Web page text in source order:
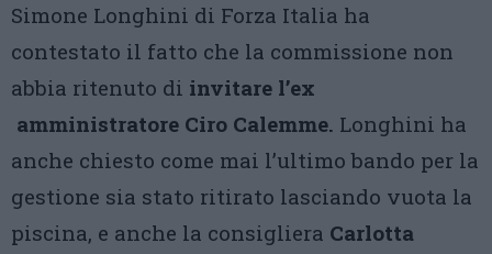
Simone Longhini di Forza Italia ha
contestato il fatto che la commissione non
abbia ritenuto di invitare l’ex
amministratore Ciro Calemme. Longhini ha
anche chiesto come mai l’ultimo bando per la
gestione sia stato ritirato lasciando vuota la
piscina, e anche la consigliera Carlotta